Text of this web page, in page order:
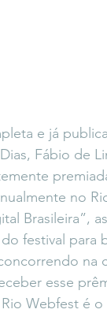
e já
Fábio de
no
Brasileira”,
festival para
na
esse
Webfest é